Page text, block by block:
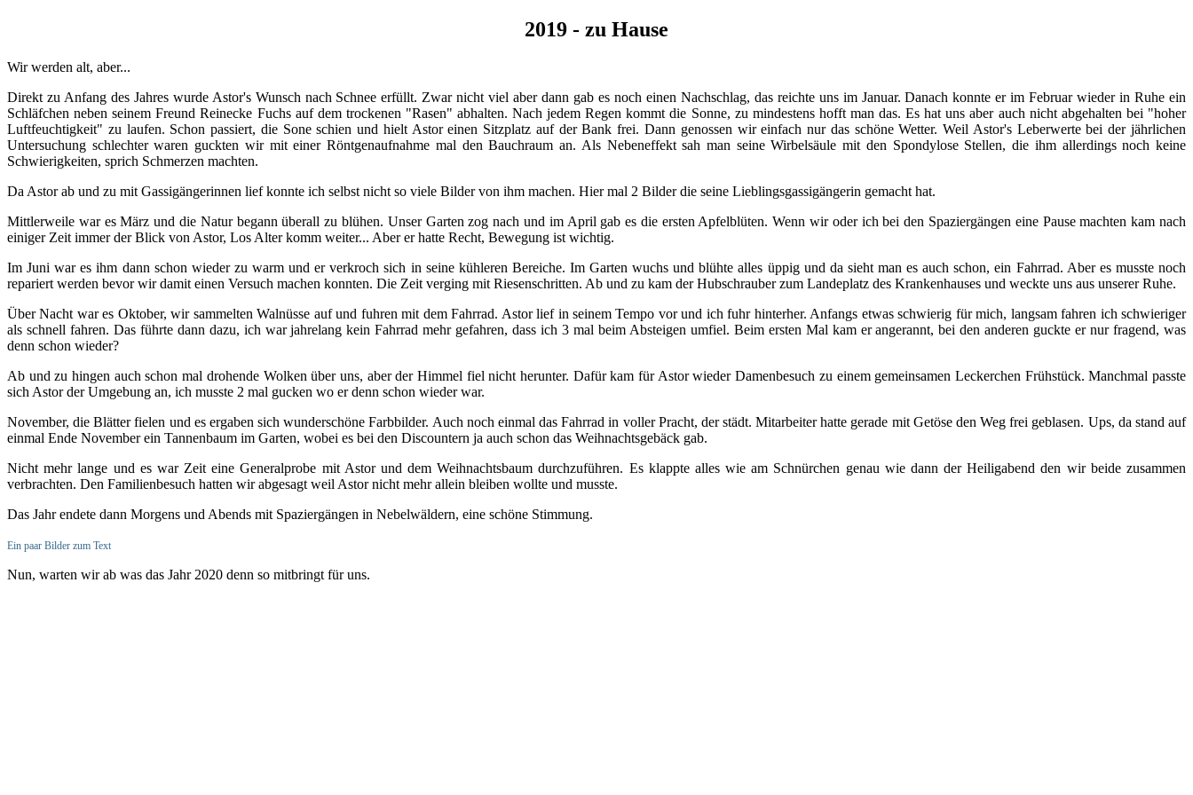
2019 - zu Hause
Wir werden alt, aber...
Direkt zu Anfang des Jahres wurde Astor's Wunsch nach Schnee erfüllt. Zwar nicht viel aber dann gab es noch einen Nachschlag, das reichte uns im Januar. Danach konnte er im Februar wieder in Ruhe ein
Schläfchen neben seinem Freund Reinecke Fuchs auf dem trockenen "Rasen" abhalten. Nach jedem Regen kommt die Sonne, zu mindestens hofft man das. Es hat uns aber auch nicht abgehalten bei "hoher
Luftfeuchtigkeit" zu laufen. Schon passiert, die Sone schien und hielt Astor einen Sitzplatz auf der Bank frei. Dann genossen wir einfach nur das schöne Wetter. Weil Astor's Leberwerte bei der jährlichen
Untersuchung schlechter waren guckten wir mit einer Röntgenaufnahme mal den Bauchraum an. Als Nebeneffekt sah man seine Wirbelsäule mit den Spondylose Stellen, die ihm allerdings noch keine
Schwierigkeiten, sprich Schmerzen machten.
Da Astor ab und zu mit Gassigängerinnen lief konnte ich selbst nicht so viele Bilder von ihm machen. Hier mal 2 Bilder die seine Lieblingsgassigängerin gemacht hat.
Mittlerweile war es März und die Natur begann überall zu blühen. Unser Garten zog nach und im April gab es die ersten Apfelblüten. Wenn wir oder ich bei den Spaziergängen eine Pause machten kam nach
einiger Zeit immer der Blick von Astor, Los Alter komm weiter... Aber er hatte Recht, Bewegung ist wichtig.
Im Juni war es ihm dann schon wieder zu warm und er verkroch sich in seine kühleren Bereiche. Im Garten wuchs und blühte alles üppig und da sieht man es auch schon, ein Fahrrad. Aber es musste noch
repariert werden bevor wir damit einen Versuch machen konnten. Die Zeit verging mit Riesenschritten. Ab und zu kam der Hubschrauber zum Landeplatz des Krankenhauses und weckte uns aus unserer Ruhe.
Über Nacht war es Oktober, wir sammelten Walnüsse auf und fuhren mit dem Fahrrad. Astor lief in seinem Tempo vor und ich fuhr hinterher. Anfangs etwas schwierig für mich, langsam fahren ich schwieriger
als schnell fahren. Das führte dann dazu, ich war jahrelang kein Fahrrad mehr gefahren, dass ich 3 mal beim Absteigen umfiel. Beim ersten Mal kam er angerannt, bei den anderen guckte er nur fragend, was
denn schon wieder?
Ab und zu hingen auch schon mal drohende Wolken über uns, aber der Himmel fiel nicht herunter. Dafür kam für Astor wieder Damenbesuch zu einem gemeinsamen Leckerchen Frühstück. Manchmal passte
sich Astor der Umgebung an, ich musste 2 mal gucken wo er denn schon wieder war.
November, die Blätter fielen und es ergaben sich wunderschöne Farbbilder. Auch noch einmal das Fahrrad in voller Pracht, der städt. Mitarbeiter hatte gerade mit Getöse den Weg frei geblasen. Ups, da stand auf
einmal Ende November ein Tannenbaum im Garten, wobei es bei den Discountern ja auch schon das Weihnachtsgebäck gab.
Nicht mehr lange und es war Zeit eine Generalprobe mit Astor und dem Weihnachtsbaum durchzuführen. Es klappte alles wie am Schnürchen genau wie dann der Heiligabend den wir beide zusammen
verbrachten. Den Familienbesuch hatten wir abgesagt weil Astor nicht mehr allein bleiben wollte und musste.
Das Jahr endete dann Morgens und Abends mit Spaziergängen in Nebelwäldern, eine schöne Stimmung.
Ein paar Bilder zum Text
Nun, warten wir ab was das Jahr 2020 denn so mitbringt für uns.